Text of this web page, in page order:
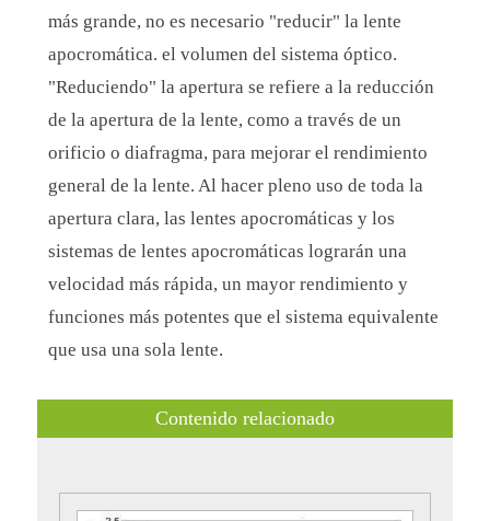
más grande, no es necesario "reducir" la lente
apocromática. el volumen del sistema óptico.
"Reduciendo" la apertura se refiere a la reducción
de la apertura de la lente, como a través de un
orificio o diafragma, para mejorar el rendimiento
general de la lente. Al hacer pleno uso de toda la
apertura clara, las lentes apocromáticas y los
sistemas de lentes apocromáticas lograrán una
velocidad más rápida, un mayor rendimiento y
funciones más potentes que el sistema equivalente
que usa una sola lente.
Contenido relacionado